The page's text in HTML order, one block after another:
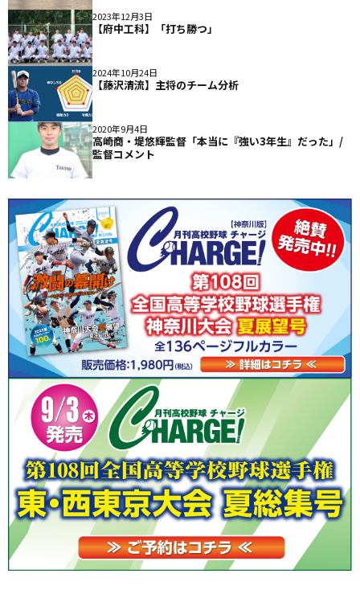
2023年12月3日
【府中工科】「打ち勝つ」
2024年10月24日
【藤沢清流】主将のチーム分析
2020年9月4日
高崎商・堤悠輝監督「本当に『強い3年生』だった」/
監督コメント